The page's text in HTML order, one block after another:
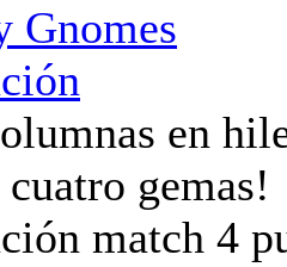
Gnomes
en
gemas!
match 4